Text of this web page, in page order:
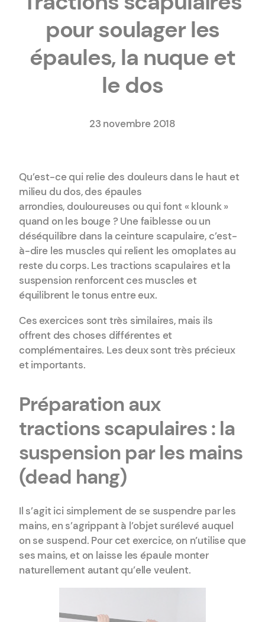
pour soulager les
épaules, la nuque et
le dos
23 novembre 2018
Qu’est-ce qui relie des douleurs dans le haut et
milieu du dos, des épaules
arrondies, douloureuses ou qui font « klounk »
quand on les bouge ? Une faiblesse ou un
déséquilibre dans la ceinture scapulaire, c’est-
à-dire les muscles qui relient les omoplates au
reste du corps. Les tractions scapulaires et la
suspension renforcent ces muscles et
équilibrent le tonus entre eux.
Ces exercices sont très similaires, mais ils
offrent des choses différentes et
complémentaires. Les deux sont très précieux
et importants.
Préparation aux
tractions scapulaires : la
suspension par les mains
(dead hang)
Il s’agit ici simplement de se suspendre par les
mains, en s’agrippant à l’objet surélevé auquel
on se suspend. Pour cet exercice, on n’utilise que
ses mains, et on laisse les épaule monter
naturellement autant qu’elle veulent.